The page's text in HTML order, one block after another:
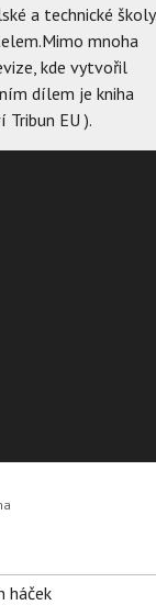
a technické školy
mnoha
kde vytvořil
dílem je kniha
EU ).
háček